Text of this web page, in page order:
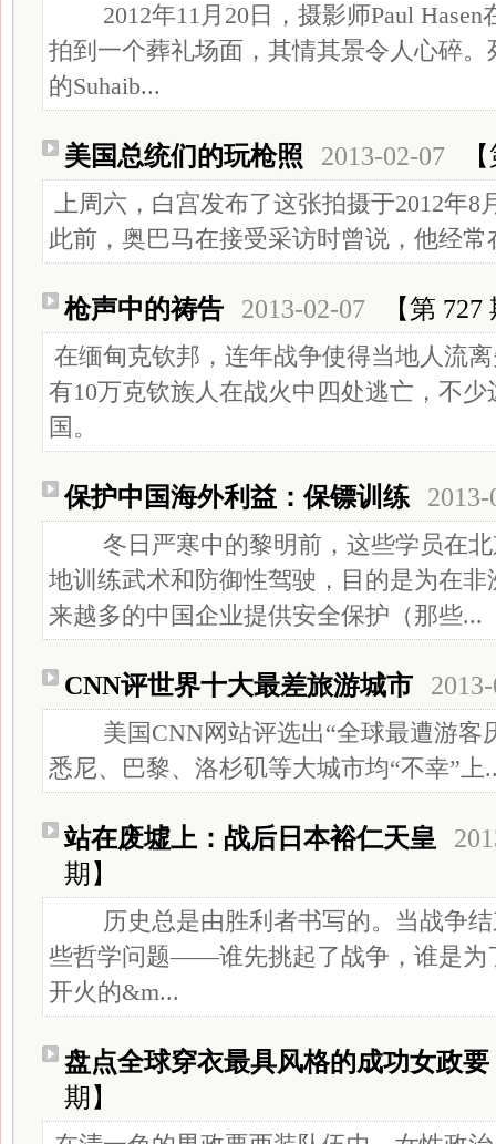
2012年11月20日，摄影师Paul Hasen
拍到一个葬礼场面，其情其景令人心碎
的Suhaib...
美国总统们的玩枪照 2013-02-07
上周六，白宫发布了这张拍摄于2012年8
此前，奥巴马在接受采访时曾说，他经
枪声中的祷告 2013-02-07 【第 727
在缅甸克钦邦，连年战争使得当地人流
有10万克钦族人在战火中四处逃亡，不
国。
保护中国海外利益：保镖训练
冬日严寒中的黎明前，这些学员在北
地训练武术和防御性驾驶，目的是为在
来越多的中国企业提供安全保护（那些...
CNN评世界十大最差旅游城市
美国CNN网站评选出“全球最遭游客
悉尼、巴黎、洛杉矶等大城市均“不幸”上
站在废墟上：战后日本裕仁天皇
期】
历史总是由胜利者书写的。当战争结
些哲学问题——谁先挑起了战争，谁是为
开火的&m...
盘点全球穿衣最具风格的成功女政要
期】